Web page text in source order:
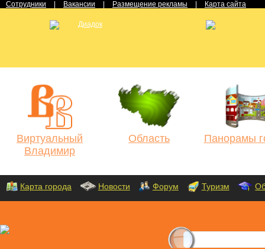
Сотрудники Вакансии Размещение рекламы Карта сайта
Виртуальный
Владимир
Область Панорамы
Карта города Новости Форум Туризм